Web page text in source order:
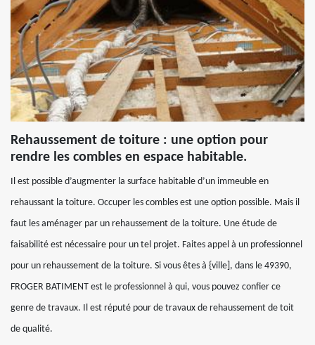
Rehaussement de toiture : une option pour
rendre les combles en espace habitable.
Il est possible d’augmenter la surface habitable d’un immeuble en
rehaussant la toiture. Occuper les combles est une option possible. Mais il
faut les aménager par un rehaussement de la toiture. Une étude de
faisabilité est nécessaire pour un tel projet. Faites appel à un professionnel
pour un rehaussement de la toiture. Si vous êtes à {ville], dans le 49390,
FROGER BATIMENT est le professionnel à qui, vous pouvez confier ce
genre de travaux. Il est réputé pour de travaux de rehaussement de toit
de qualité.